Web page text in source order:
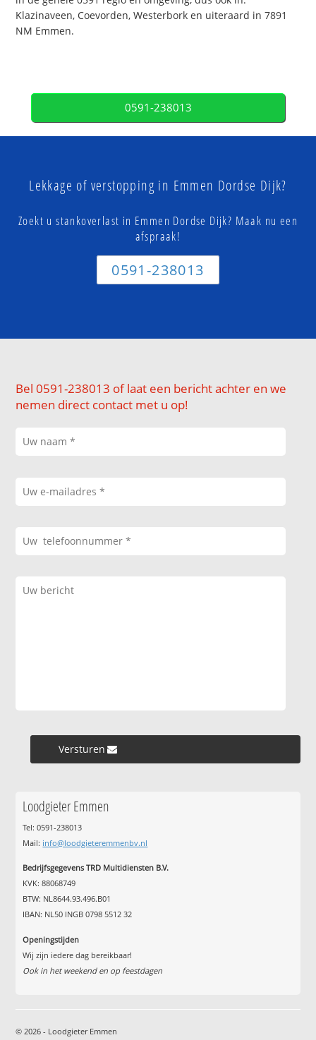
Klazinaveen, Coevorden, Westerbork en uiteraard in 7891
NM Emmen.
0591-238013
Lekkage of verstopping in Emmen Dordse Dijk?
Zoekt u stankoverlast in Emmen Dordse Dijk? Maak nu een
afspraak!
0591-238013
Bel 0591-238013 of laat een bericht achter en we
nemen direct contact met u op!
Versturen »
Loodgieter Emmen
Tel: 0591-238013
Mail: info@loodgieteremmenbv.nl
Bedrijfsgegevens TRD Multidiensten B.V.
KVK: 88068749
BTW: NL8644.93.496.B01
IBAN: NL50 INGB 0798 5512 32
Openingstijden
Wij zijn iedere dag bereikbaar!
Ook in het weekend en op feestdagen
© 2026 - Loodgieter Emmen